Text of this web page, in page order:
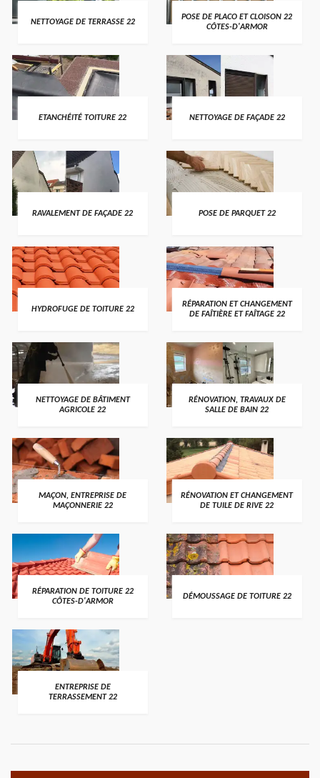
NETTOYAGE DE TERRASSE 22
POSE DE PLACO ET CLOISON 22
CÔTES-D'ARMOR
ETANCHÉITÉ TOITURE 22 NETTOYAGE DE FAÇADE 22
RAVALEMENT DE FAÇADE 22 POSE DE PARQUET 22
HYDROFUGE DE TOITURE 22
RÉPARATION ET CHANGEMENT
DE FAÎTIÈRE ET FAÎTAGE 22
NETTOYAGE DE BÂTIMENT
AGRICOLE 22
RÉNOVATION, TRAVAUX DE
SALLE DE BAIN 22
MAÇON, ENTREPRISE DE
MAÇONNERIE 22
RÉNOVATION ET CHANGEMENT
DE TUILE DE RIVE 22
RÉPARATION DE TOITURE 22
CÔTES-D'ARMOR
DÉMOUSSAGE DE TOITURE 22
ENTREPRISE DE
TERRASSEMENT 22